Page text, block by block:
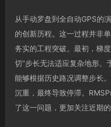
从手动罗盘到全自动GPS的
的创新历程。这一过程并非
务实的工程突破。最初，梯
切”步长无法适应复杂地形。
能够根据历史路况调整步长
沉重，最终导致停滞。
了这一问题，更加关注近期的